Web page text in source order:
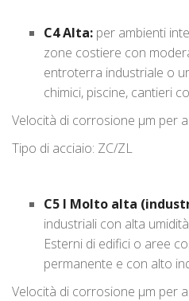
C4 Alta: per ambienti
zone costiere con
entroterra industriale o
chimici, piscine, cantieri
Velocità di corrosione μm per
Tipo di acciaio: ZC/ZL
C5 I Molto alta
industriali con alta
Esterni di edifici o aree
permanente e con alto
Velocità di corrosione μm per